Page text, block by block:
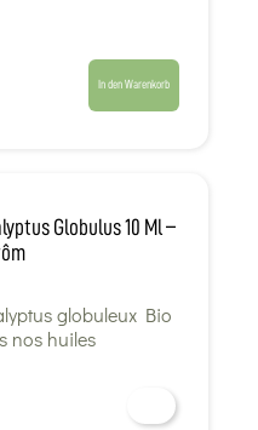
In den Warenkorb
Globulus 10 Ml –